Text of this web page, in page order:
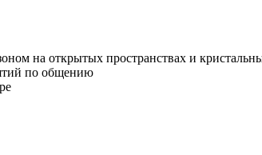
на открытых пространствах и
по общению